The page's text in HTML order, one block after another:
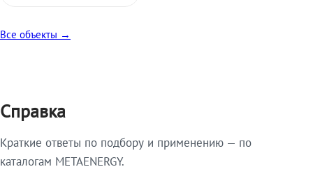
Все объекты →
Справка
Краткие ответы по подбору и применению — по
каталогам METAENERGY.